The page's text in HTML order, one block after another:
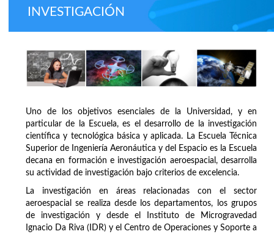
INVESTIGACIÓN
Uno de los objetivos esenciales de la Universidad, y en
particular de la Escuela, es el desarrollo de la investigación
científica y tecnológica básica y aplicada. La Escuela Técnica
Superior de Ingeniería Aeronáutica y del Espacio es la Escuela
decana en formación e investigación aeroespacial, desarrolla
su actividad de investigación bajo criterios de excelencia.
La investigación en áreas relacionadas con el sector
aeroespacial se realiza desde los departamentos, los grupos
de investigación y desde el Instituto de Microgravedad
Ignacio Da Riva (IDR) y el Centro de Operaciones y Soporte a